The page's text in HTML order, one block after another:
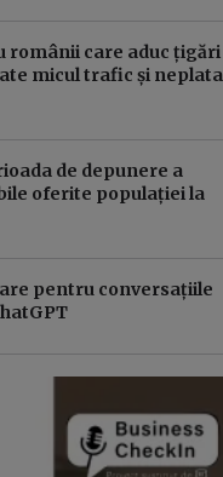
românii care aduc țigări
micul trafic și neplata
de depunere a
oferite populației la
pentru conversațiile